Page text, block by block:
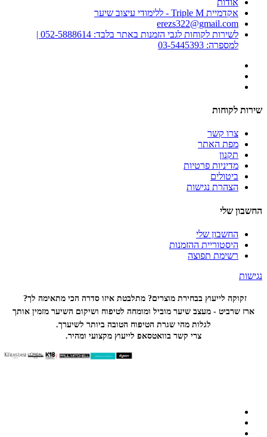
אקדמיית Triple M - ללימודי עיצוב שיער
erezs322@gmail.com
לשירות לקוחות לגבי הזמנות באתר בלבד: 052-5888614 |
למספרה: 03-5445393
שירות לקוחות
צרו קשר
מפת האתר
תקנון
מדיניות פרטיות
ביטולים
הצהרת נגישות
החשבון שלי
החשבון שלי
היסטוריית ההזמנות
רשימת תפוצה
נגישות
זקוקה לייעוץ בבחירת מוצרים? מתלבטת איזו סדרה הכימתאימה לך?
ארז שרביט - מעצב שיער מוביל ומומחה לטיפוח ושיקום השיער מזמין אותך
לגלות מהי שגרת הטיפוח הטובה ביותר לשיערך.
צרי קשר בוואטסאפ לייעוץ מקצועי ומהיר.